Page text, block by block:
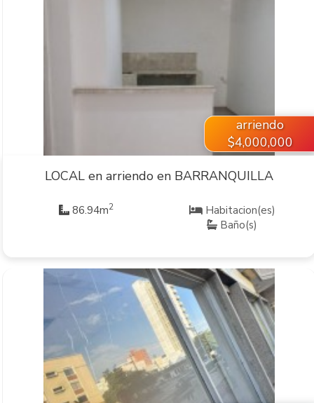
arriendo
$4,000,000
LOCAL en arriendo en BARRANQUILLA
86.94m2
Habitacion(es)
Baño(s)
VER INMUEBLE